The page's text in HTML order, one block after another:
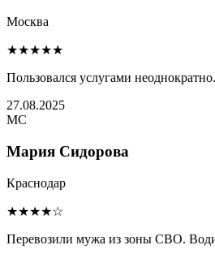
Москва
★★★★★
Пользовался услугами
27.08.2025
МС
Мария Сидорова
Краснодар
★★★★☆
Перевозили мужа из зоны СВО.